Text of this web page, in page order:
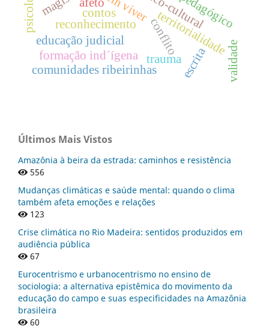
conflito
territorialidade
educação judicial
trauma
reconhecimento
comunidades ribeirinhas
formação ind´ígena escrita
contos
validade
Últimos Mais Vistos
Amazônia à beira da estrada: caminhos e resistência
556
Mudanças climáticas e saúde mental: quando o clima
também afeta emoções e relações
123
Crise climática no Rio Madeira: sentidos produzidos em
audiência pública
67
Eurocentrismo e urbanocentrismo no ensino de
sociologia: a alternativa epistêmica do movimento da
educação do campo e suas especificidades na Amazônia
brasileira
60